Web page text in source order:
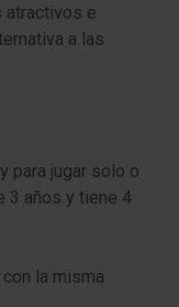
atractivos e
a las
para jugar solo o
3 años y tiene 4
la misma